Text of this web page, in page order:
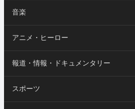
音楽
アニメ・ヒーロー
報道・情報・ドキュメンタリー
スポーツ